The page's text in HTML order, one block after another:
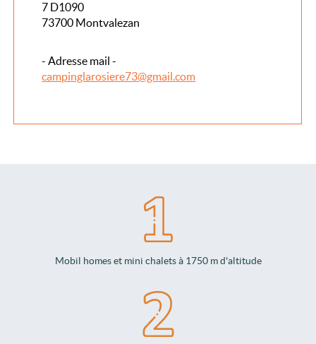
Mobil homes et mini chalets à 1750 m d'altitude
7 D1090
73700 Montvalezan
- Adresse mail -
campinglarosiere73@gmail.com